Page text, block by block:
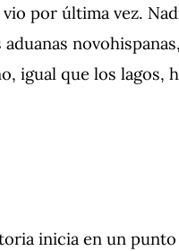
por última vez.
igual que los lagos,
inicia en un